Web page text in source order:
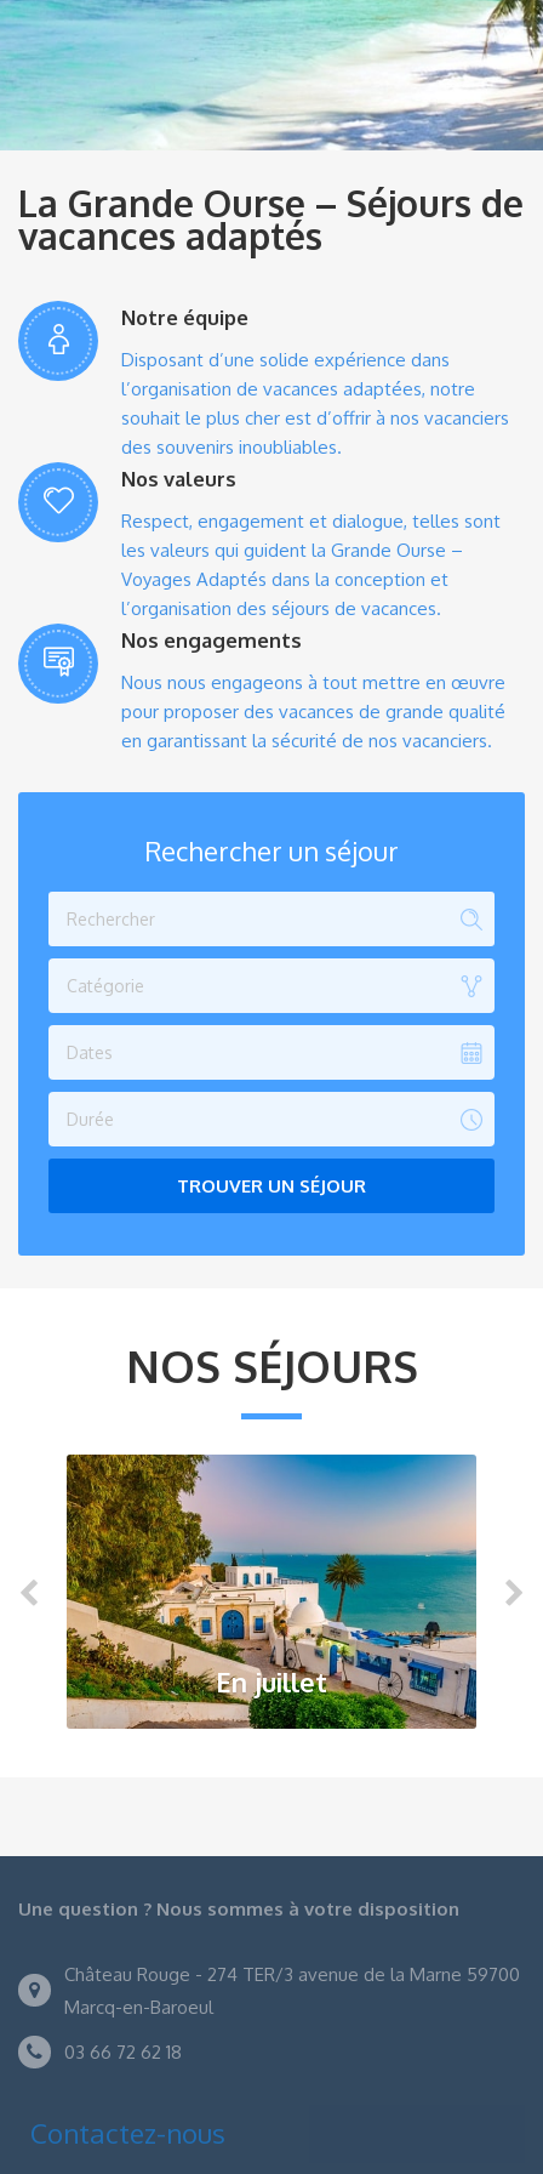
La Grande Ourse – Séjours de
vacances adaptés
Notre équipe
Disposant d’une solide expérience dans
l’organisation de vacances adaptées, notre
souhait le plus cher est d’offrir à nos vacanciers
des souvenirs inoubliables.
Nos valeurs
Respect, engagement et dialogue, telles sont
les valeurs qui guident la Grande Ourse –
Voyages Adaptés dans la conception et
l’organisation des séjours de vacances.
Nos engagements
Nous nous engageons à tout mettre en œuvre
pour proposer des vacances de grande qualité
en garantissant la sécurité de nos vacanciers.
Rechercher un séjour
Catégorie
Dates
Durée
TROUVER UN SÉJOUR
NOS SÉJOURS
En juillet
Une question ? Nous sommes à votre disposition
Château Rouge - 274 TER/3 avenue de la Marne 59700
Marcq-en-Baroeul
03 66 72 62 18
Contactez-nous